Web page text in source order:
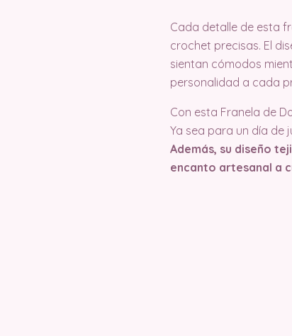
Cada detalle de esta
crochet precisas. El
sientan cómodos
personalidad a cada
Con esta Franela de
Ya sea para un día de
Además, su diseño
encanto artesanal a